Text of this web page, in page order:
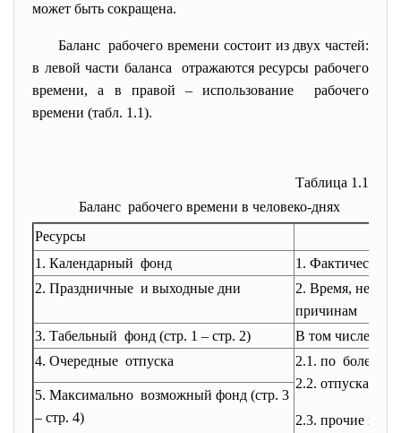
может быть сокращена.
Баланс рабочего времени состоит из двух частей:
в левой части баланса отражаются ресурсы рабочего
времени, а в правой – использование рабочего
времени (табл. 1.1).
Таблица 1.1
Баланс рабочего времени в человеко-днях
Ресурсы
1. Календарный фонд
1. Фактически
2. Праздничные и выходные дни
2. Время, не
причинам
3. Табельный фонд (стр. 1 – стр. 2)
В том числе:
4. Очередные отпуска
2.1. по болезни
2.2. отпуска по
2.3. прочие
5. Максимально возможный фонд (стр. 3
– стр. 4)